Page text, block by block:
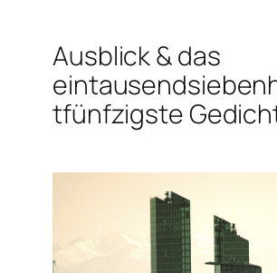
Ausblick & das
tfünfzigste